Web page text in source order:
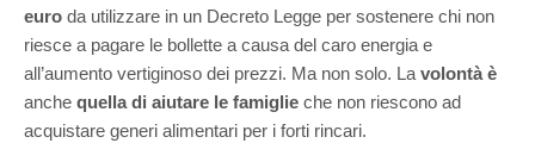
euro da utilizzare in un Decreto Legge per sostenere chi non
riesce a pagare le bollette a causa del caro energia e
all’aumento vertiginoso dei prezzi. Ma non solo. La volontà è
anche quella di aiutare le famiglie che non riescono ad
acquistare generi alimentari per i forti rincari.